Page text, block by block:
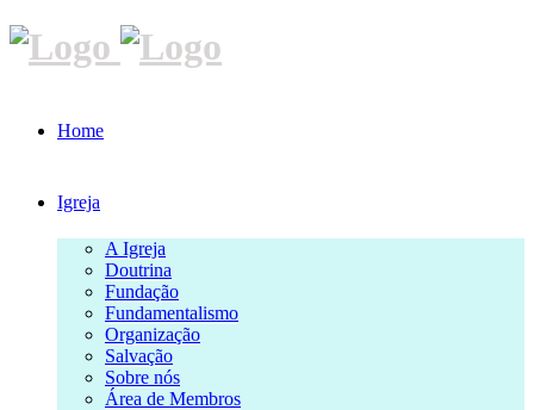
Home
Igreja
A Igreja
Doutrina
Fundação
Fundamentalismo
Organização
Salvação
Sobre nós
Área de Membros